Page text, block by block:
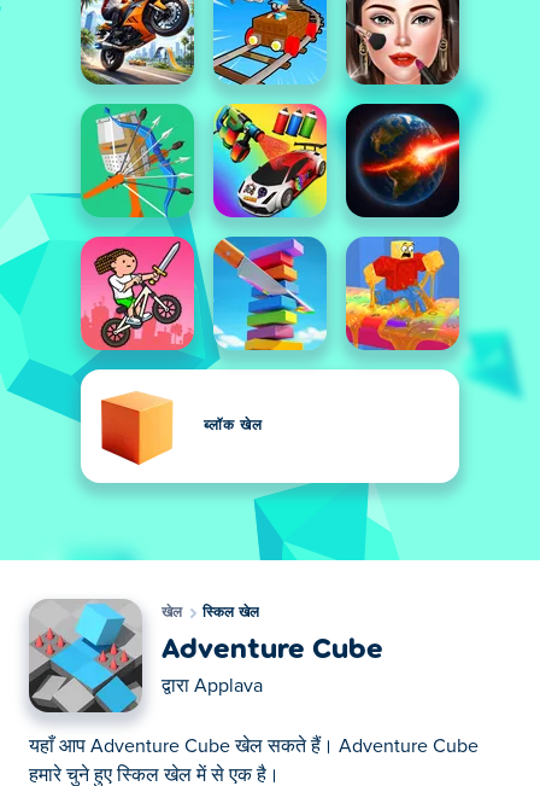
ब्लॉक खेल
खेल स्किल खेल
Adventure Cube
द्वारा Applava
यहाँ आप Adventure Cube खेल सकते हैं। Adventure Cube
हमारे चुने हुए स्किल खेल में से एक है।